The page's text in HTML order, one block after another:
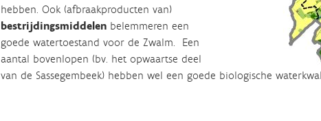
hebben. Ook (afbraakproducten van)
bestrijdingsmiddelenbelemmeren een
goede watertoestand voor de Zwalm. Een
aantal bovenlopen (bv. het opwaartse deel
van de Sassegembeek) hebben wel een goede biologische